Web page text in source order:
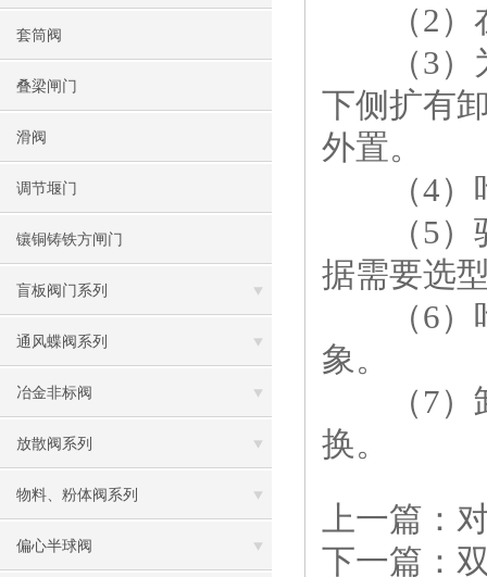
套筒阀
叠梁闸门
滑阀
调节堰门
镶铜铸铁方闸门
盲板阀门系列
通风蝶阀系列
冶金非标阀
放散阀系列
物料、粉体阀系列
偏心半球阀
（2）在
（3）为
下侧扩有
外置。
（4）叶
（5）驱
据需要选
（6）叶
象。
（7）卸
换。
上一篇：
下一篇：